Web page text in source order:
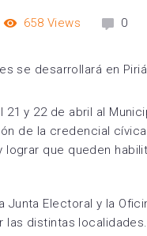
658 Views 0
21 y 22 de abril al
de la credencial
que queden
Electoral y la
las distintas localidades.